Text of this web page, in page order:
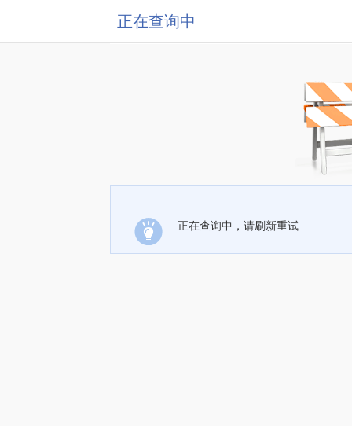
正在查询中
正在查询中，请刷新重试